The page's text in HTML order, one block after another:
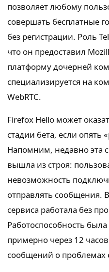
позволяет любому
совершать бесплатные
без регистрации. Роль
что он предоставил
платформу дочерней
специализируется на
WebRTC.
Firefox Hello может
стадии бета, если опять
Напомним, недавно эта
вышла из строя:
невозможность
отправлять сообщения.
сервиса работала без
Работоспособность
примерно через 12
сообщений о проблемах